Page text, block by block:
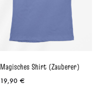
Magisches Shirt (Zauberer)
19,90 €